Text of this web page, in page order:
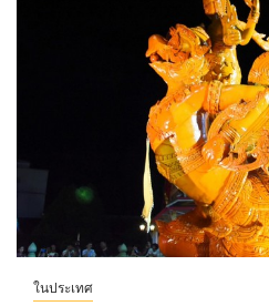
ในประเทศ